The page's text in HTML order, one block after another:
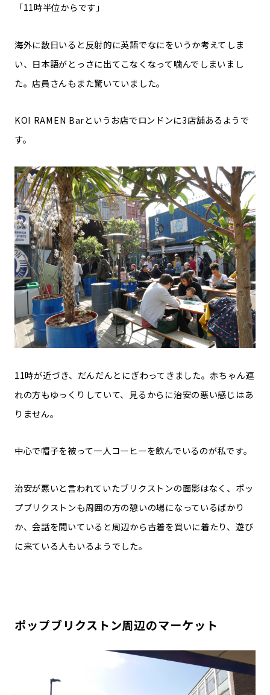
「11時半位からです」
海外に数日いると反射的に英語でなにをいうか考えてしま
い、日本語がとっさに出てこなくなって噛んでしまいまし
た。店員さんもまた驚いていました。
KOI RAMEN Barというお店でロンドンに3店舗あるようで
す。
11時が近づき、だんだんとにぎわってきました。赤ちゃん連
れの方もゆっくりしていて、見るからに治安の悪い感じはあ
りません。
中心で帽子を被って一人コーヒーを飲んでいるのが私です。
治安が悪いと言われていたブリクストンの面影はなく、ポッ
プブリクストンも周囲の方の憩いの場になっているばかり
か、会話を聞いていると周辺から古着を買いに着たり、遊び
に来ている人もいるようでした。
ポップブリクストン周辺のマーケット